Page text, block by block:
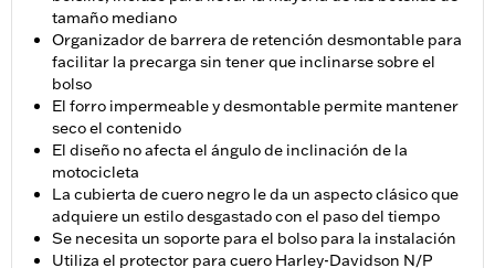
tamaño mediano
Organizador de barrera de retención desmontable para
facilitar la precarga sin tener que inclinarse sobre el
bolso
El forro impermeable y desmontable permite mantener
seco el contenido
El diseño no afecta el ángulo de inclinación de la
motocicleta
La cubierta de cuero negro le da un aspecto clásico que
adquiere un estilo desgastado con el paso del tiempo
Se necesita un soporte para el bolso para la instalación
Utiliza el protector para cuero Harley-Davidson N/P